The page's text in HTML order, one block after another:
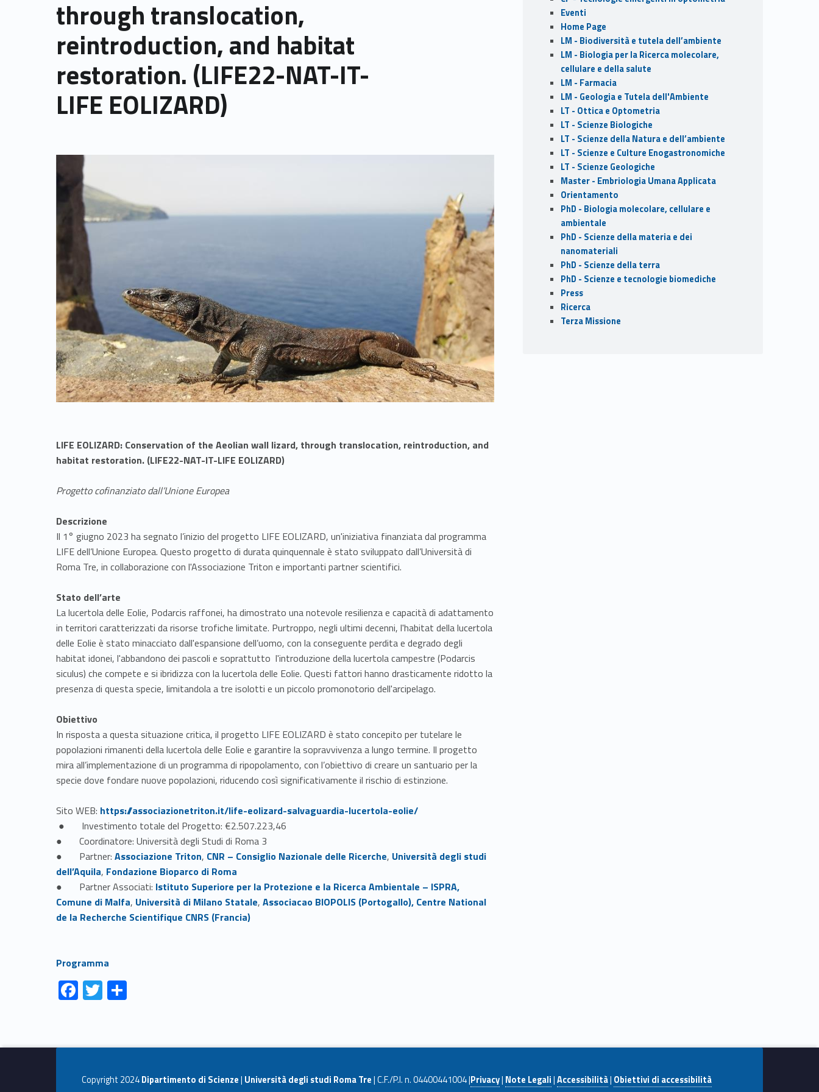
through translocation,
reintroduction, and habitat
restoration. (LIFE22-NAT-IT-
LIFE EOLIZARD)
Link identifier archive #link-archive-thumb-soap-36014
LIFE EOLIZARD: Conservation of the Aeolian wall lizard, through translocation, reintroduction, and
habitat restoration. (LIFE22-NAT-IT-LIFE EOLIZARD)
Progetto cofinanziato dall’Unione Europea
Descrizione
Il 1° giugno 2023 ha segnato l’inizio del progetto LIFE EOLIZARD, un'iniziativa finanziata dal programma
LIFE dell’Unione Europea. Questo progetto di durata quinquennale è stato sviluppato dall’Università di
Roma Tre, in collaborazione con l'Associazione Triton e importanti partner scientifici.
Stato dell’arte
La lucertola delle Eolie, Podarcis raffonei, ha dimostrato una notevole resilienza e capacità di adattamento
in territori caratterizzati da risorse trofiche limitate. Purtroppo, negli ultimi decenni, l'habitat della lucertola
delle Eolie è stato minacciato dall'espansione dell’uomo, con la conseguente perdita e degrado degli
habitat idonei, l'abbandono dei pascoli e soprattutto l'introduzione della lucertola campestre (Podarcis
siculus) che compete e si ibridizza con la lucertola delle Eolie. Questi fattori hanno drasticamente ridotto la
presenza di questa specie, limitandola a tre isolotti e un piccolo promonotorio dell'arcipelago.
Obiettivo
In risposta a questa situazione critica, il progetto LIFE EOLIZARD è stato concepito per tutelare le
popolazioni rimanenti della lucertola delle Eolie e garantire la sopravvivenza a lungo termine. Il progetto
mira all’implementazione di un programma di ripopolamento, con l’obiettivo di creare un santuario per la
specie dove fondare nuove popolazioni, riducendo così significativamente il rischio di estinzione.
Sito WEB: Link identifier #identifier__185368-1https://associazionetriton.it/life-eolizard-salvaguardia-lucertola-eolie/
● Investimento totale del Progetto: €2.507.223,46
● Coordinatore: Università degli Studi di Roma 3
● Partner: Link identifier #identifier__194203-2
Associazione Triton, Link identifier #identifier__35491-3
CNR – Consiglio Nazionale delle Ricerche, Link identifier #identifier__95968-4
Università degli studi
dell’Aquila, Link identifier #identifier__120027-5
Fondazione Bioparco di Roma
● Partner Associati: Link identifier #identifier__137127-6Istituto Superiore per la Protezione e la Ricerca Ambientale – ISPRA,
Comune di Malfa, Link identifier #identifier__118555-8
Università di Milano Statale, Link identifier #identifier__38014-9
Associacao BIOPOLIS (Portogallo), Link identifier #identifier__46774-10
Centre National
de la Link identifier #identifier__22639-11
Recherche Link identifier #identifier__20586-12
Scientifique CNRS (Francia)
Link identifier #identifier__4131-13
Programma
Link identifier #identifier__86199-1
F
ac
b
o
Link identifier #identifier__128258-2 T
w
er
Link identifier #identifier__53306-3
di
vi
Eventi
Home Page
LM - Biodiversità e tutela dell’ambiente
LM - Biologia per la Ricerca molecolare,
cellulare e della salute
LM - Farmacia
LM - Geologia e Tutela dell'Ambiente
LT - Ottica e Optometria
LT - Scienze Biologiche
LT - Scienze della Natura e dell’ambiente
LT - Scienze e Culture Enogastronomiche
LT - Scienze Geologiche
Master - Embriologia Umana Applicata
Orientamento
PhD - Biologia molecolare, cellulare e
ambientale
PhD - Scienze della materia e dei
nanomateriali
PhD - Scienze della terra
PhD - Scienze e tecnologie biomediche
Press
Ricerca
Terza Missione
Copyright 2024Dipartimento di Scienze| Università degli studi Roma Tre| C.F./P.I. n. 04400441004 |Privacy| Note Legali|Accessibilità| Obiettivi di accessibilità